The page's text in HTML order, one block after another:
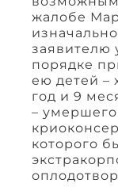
жалобе
заявителю
порядке
ею детей –
год и 9
–
которого